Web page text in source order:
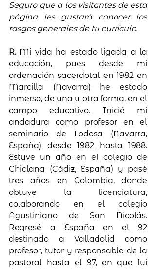
Seguro que a los visitantes de esta
página les gustará conocer los
rasgos generales de tu currículo.
R. Mi vida ha estado ligada a la
educación, pues desde mi
ordenación sacerdotal en 1982 en
Marcilla (Navarra) he estado
inmerso, de una u otra forma, en el
campo educativo. Inicié mi
andadura como profesor en el
seminario de Lodosa (Navarra,
España) desde 1982 hasta 1988.
Estuve un año en el colegio de
Chiclana (Cádiz, España) y pasé
tres años en Colombia, donde
obtuve la licenciatura,
colaborando en el colegio
Agustiniano de San Nicolás.
Regresé a España en el 92
destinado a Valladolid como
profesor, tutor y responsable de la
pastoral hasta el 97, en que fui